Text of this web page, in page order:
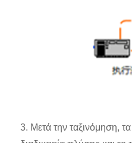
3. Μετά την ταξινόμηση,